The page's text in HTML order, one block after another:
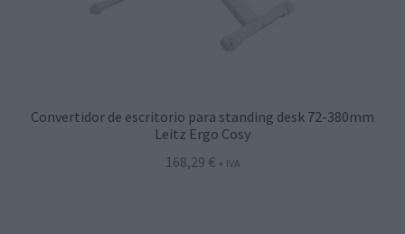
Convertidor de escritorio para standing desk 72-380mm
Leitz Ergo Cosy
168,29 € + IVA